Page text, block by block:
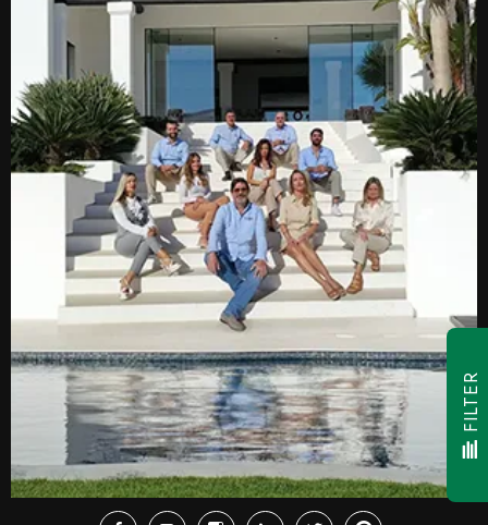
FacebookYoutubeInstagramLinkedInTwitter Pinterest
FILTER